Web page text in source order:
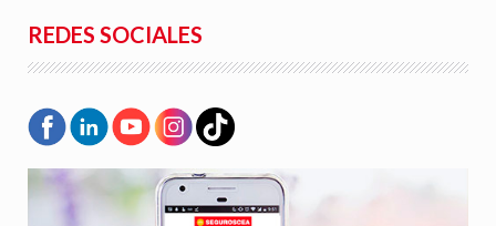
REDES SOCIALES